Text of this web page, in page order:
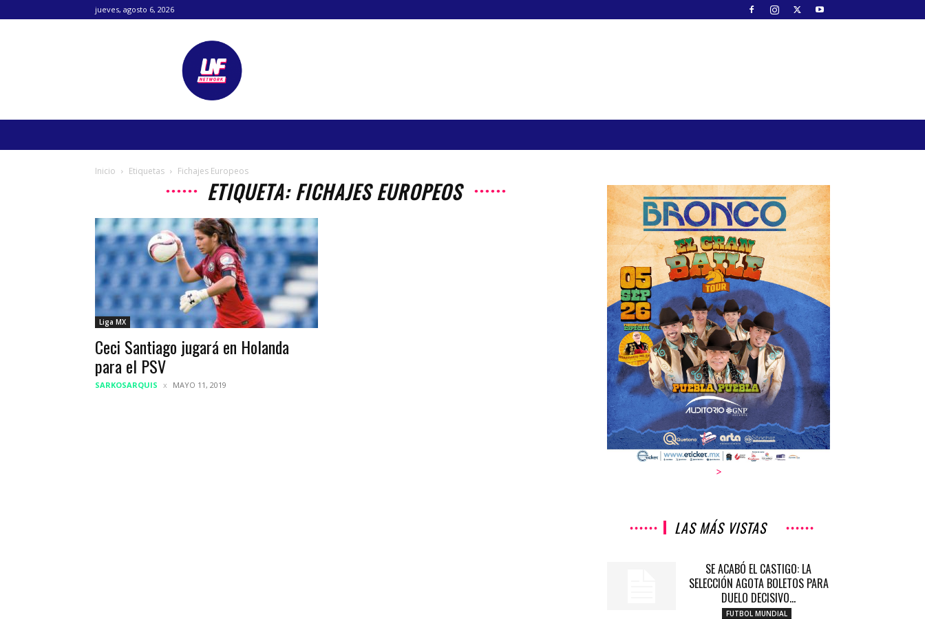
jueves, agosto 6, 2026
Lanetafutbolera
Inicio Etiquetas Fichajes Europeos
ETIQUETA: FICHAJES EUROPEOS
Liga MX
Ceci Santiago jugará en Holanda
para el PSV
SARKOSARQUIS MAYO 11, 2019
>
LAS MÁS VISTAS
SE ACABÓ EL CASTIGO: LA
SELECCIÓN AGOTA BOLETOS PARA
DUELO DECISIVO...
FUTBOL MUNDIAL